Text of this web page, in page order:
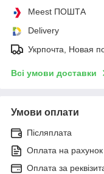
Meest ПОШТА
Delivery
Укрпочта, Новая
Всі умови доставки
Умови оплати
Післяплата
Оплата на рахунок
Оплата за